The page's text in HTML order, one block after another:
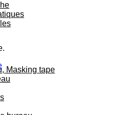
Masking tape